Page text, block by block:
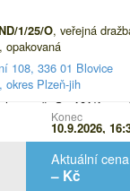
1/25/O, veřejná
opakovaná
108, 336 01 Blovice
okres Plzeň-jih
parc.č. St. 191/1,
Blovice, č.p. 108, a
parc.č. 15 a 16/1, vše
území Blovice, obec
včetně všech součástí a
Aktuální cena
– Kč
Konec
10.9.2026,